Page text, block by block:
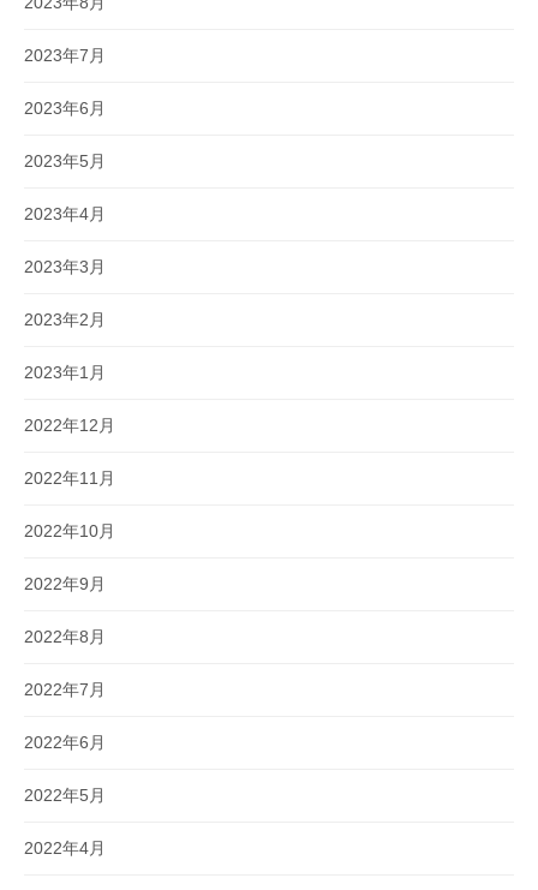
2023年7月
2023年6月
2023年5月
2023年4月
2023年3月
2023年2月
2023年1月
2022年12月
2022年11月
2022年10月
2022年9月
2022年8月
2022年7月
2022年6月
2022年5月
2022年4月